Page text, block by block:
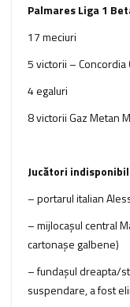
Palmares Liga 1
17 meciuri
5 victorii – Concordia
4 egaluri
8 victorii Gaz Metan
Jucători
– portarul italian
– mijlocaşul central
cartonaşe galbene)
– fundaşul dreapta/
suspendare, a fost